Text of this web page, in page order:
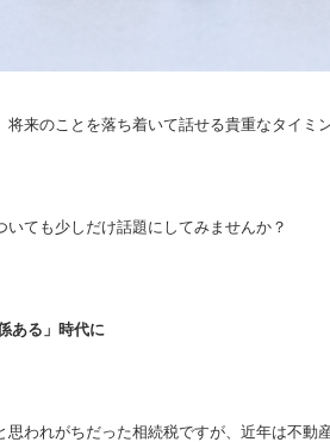
来のことを落ち着いて話せる貴重なタイミン
いても少しだけ話題にしてみませんか？
ある」時代に
われがちだった相続税ですが、 近年は不動